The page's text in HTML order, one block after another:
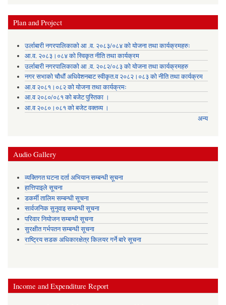
Plan and Project
उर्लाबारी नगरपालिकाको आ .व. २०८३/०८४ को योजना तथा कार्यक्रमहरुः
आ.व. २०८३।०८४ को स्विकृत नीति तथा कार्यक्रम
उर्लाबारी नगरपालिकाको आ .व. २०८२/०८३ को योजना तथा कार्यक्रमहरु
नगर सभाको चौधौं अधिवेशनबाट स्वीकृत.व २०८२।०८३ को नीति तथा कार्यक्रम
आ.व २०८१।०८२ को योजना तथा कार्यक्रमः
आ.व २०८०/०८१ को बजेट पुस्तिका ।
आ.व २०८०।०८१ को बजेट वक्तव्य ।
अन्य
Audio Gallery
व्यक्तिगत घटना दर्ता अभियान सम्बन्धी सूचना
हात्तिपाइले सूचना
डकर्मी तालिम सम्बन्धी सूचना
सार्वजनिक सुनुवाइ सम्बन्धी सूचना
परिवार नियोजन सम्बन्धी सूचना
सुरक्षीत गर्भपतन सम्बन्धी सूचना
राष्ट्रिय सडक अधिकारक्षेत्र किलयर गर्ने बारे सूचना
Income and Expenditure Report